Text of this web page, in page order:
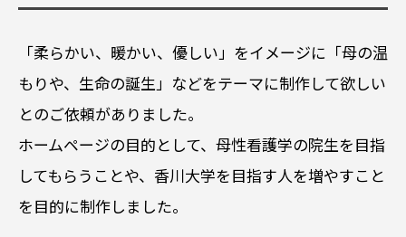
「柔らかい、暖かい、優しい」をイメージに「母の温
もりや、生命の誕生」などをテーマに制作して欲しい
とのご依頼がありました。
ホームページの目的として、母性看護学の院生を目指
してもらうことや、香川大学を目指す人を増やすこと
を目的に制作しました。